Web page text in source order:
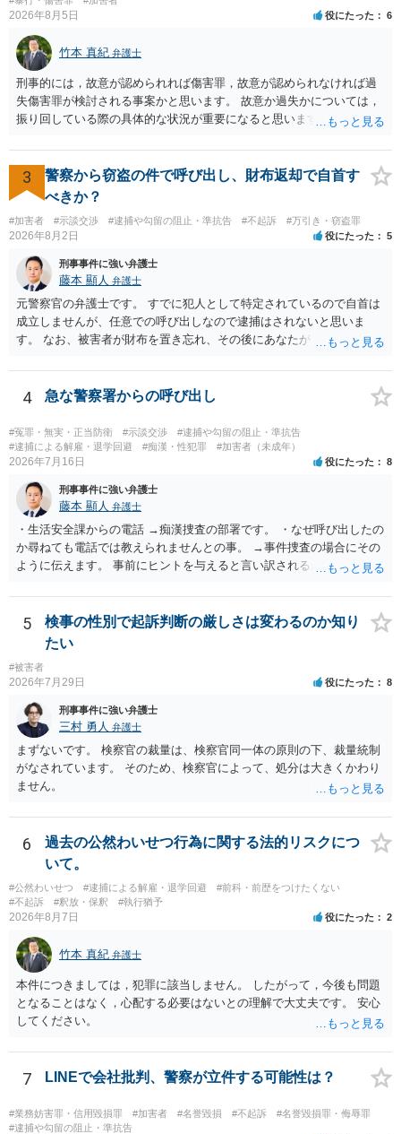
2026年8月5日 役にたった 6
竹本 真紀 弁護士
刑事的には，故意が認められれば傷害罪，故意が認められなければ過
失傷害罪が検討される事案かと思います。 故意か過失かについては，
振り回している際の具体的な状況が重要になると思います。 民事的に
過失でも該当するでしょう。 因果関係（刑事も民事も影響あり）とし
ては，数週間経過している点も問題になるかもしれません。 因果関係
がなくなれば，評価の仕方が大きく変わります。 いずれにしまして
も，ご心配であるならば，お近くの弁護士の方に相談されるのがよい
と思います。
3
警察から窃盗の件で呼び出し、財布返却で自首す
べきか？
#加害者 #示談交渉 #逮捕や勾留の阻止・準抗告 #不起訴 #万引き・窃盗罪
2026年8月2日 役にたった 5
刑事事件に強い弁護士
藤本 顯人 弁護士
元警察官の弁護士です。 すでに犯人として特定されているので自首は
成立しませんが、任意での呼び出しなので逮捕はされないと思いま
す。 なお、被害者が財布を置き忘れ、その後にあなたがトイレに入
と言い逃れはかなり厳しいものと思います。
4 急な警察署からの呼び出し
#冤罪・無実・正当防衛 #示談交渉
#逮捕や勾留の阻止・準抗告
#逮捕による解雇・退学回避
#痴漢・性犯罪 #加害者（未成年）
2026年7月16日 役にたった 8
刑事事件に強い弁護士
藤本 顯人 弁護士
・生活安全課からの電話 →痴漢捜査の部署です。 ・なぜ呼び出したの
か尋ねても電話では教えられませんとの事。 →事件捜査の場合にその
ように伝えます。 事前にヒントを与えると言い訳されるからです。 ・
たり →やはり痴漢として疑われているのでは。 そもそも痴漢をやって
ないのであれば、何も疑われる筋合いは無いわけですし狼狽える必要
はないですね。
5
検事の性別で起訴判断の厳しさは変わるのか知り
たい
#被害者
2026年7月29日 役にたった 8
刑事事件に強い弁護士
三村 勇人 弁護士
まずないです。 検察官の裁量は、検察官同一体の原則の下、裁量統制
がなされています。 そのため、検察官によって、処分は大きくかわり
ません。
6
過去の公然わいせつ行為に関する法的リスクにつ
いて。
#公然わいせつ #逮捕による解雇・退学回避
#前科・前歴をつけたくない
#不起訴
#釈放・保釈 #執行猶予
2026年8月7日 役にたった 2
竹本 真紀 弁護士
本件につきましては，犯罪に該当しません。 したがって，今後も問題
となることはなく，心配する必要はないとの理解で大丈夫です。 安心
してください。
7 LINEで会社批判、警察が立件する可能性は？
#業務妨害罪・信用毀損罪 #加害者 #名誉毀損 #不起訴
#名誉毀損罪・侮辱罪
#逮捕や勾留の阻止・準抗告